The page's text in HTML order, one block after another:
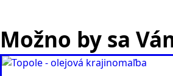
Možno by sa